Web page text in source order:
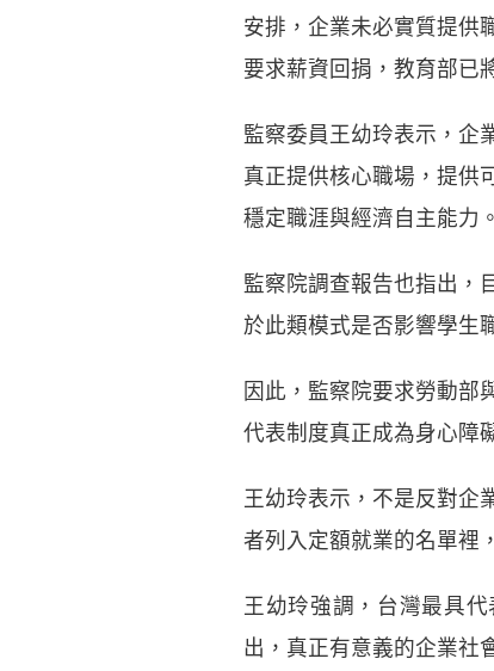
安排，企業未必實質提供
要求薪資回捐，教育部已
監察委員王幼玲表示，企
真正提供核心職場，提供
穩定職涯與經濟自主能力。
監察院調查報告也指出，
於此類模式是否影響學生
因此，監察院要求勞動部
代表制度真正成為身心障
王幼玲表示，不是反對企
者列入定額就業的名單裡
王幼玲強調，台灣最具
出，真正有意義的企業社